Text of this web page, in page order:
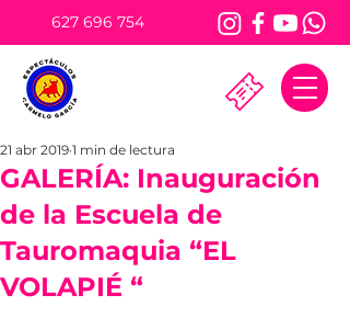
627 696 754
GALERÍA: Inauguración
de la Escuela de
Tauromaquia “EL
VOLAPIÉ “
21 abr 2019 1 min de lectura